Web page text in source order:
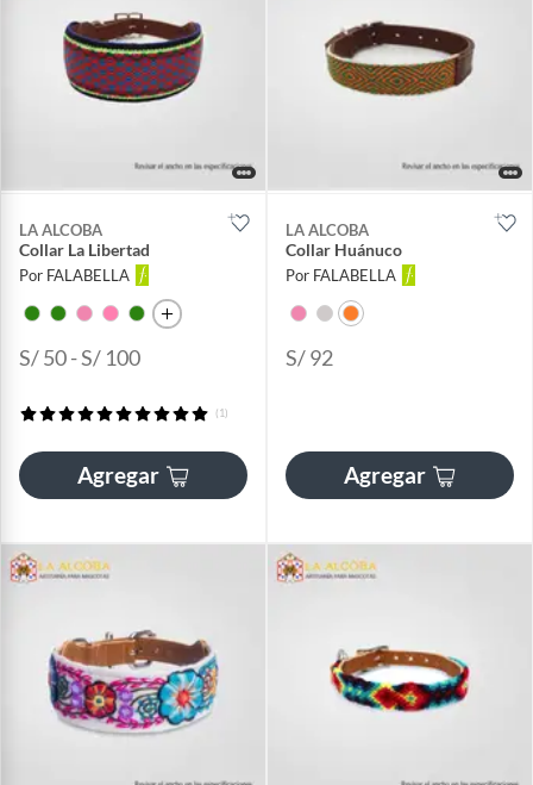
LA ALCOBA
Collar La Libertad
Por FALABELLA
S/ 50 - S/ 100
(1)
Agregar
LA ALCOBA
Collar Huánuco
Por FALABELLA
S/ 92
Agregar